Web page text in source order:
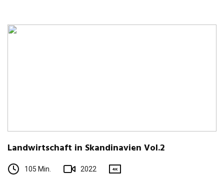
Land­wirt­schaft in Skan­di­na­vien Vol.2
105 Min. 2022 4K